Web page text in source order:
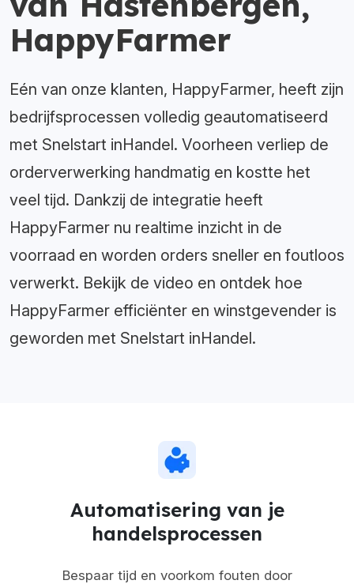
HappyFarmer
Eén van onze klanten, HappyFarmer, heeft zijn
bedrijfsprocessen volledig geautomatiseerd
met Snelstart inHandel. Voorheen verliep de
orderverwerking handmatig en kostte het
veel tijd. Dankzij de integratie heeft
HappyFarmer nu realtime inzicht in de
voorraad en worden orders sneller en foutloos
verwerkt. Bekijk de video en ontdek hoe
HappyFarmer efficiënter en winstgevender is
geworden met Snelstart inHandel.
Automatisering van je
handelsprocessen
Bespaar tijd en voorkom fouten door